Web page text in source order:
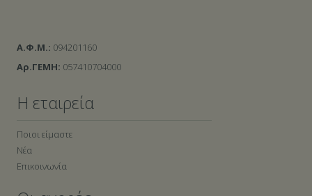
Α.Φ.Μ.: 094201160
Αρ.ΓΕΜΗ: 057410704000
Η εταιρεία
Ποιοι είμαστε
Νέα
Επικοινωνία